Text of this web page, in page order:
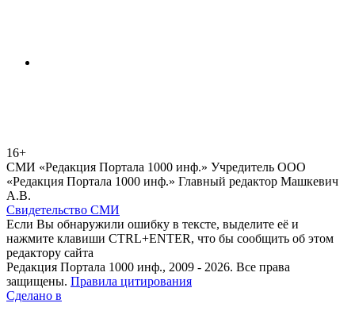
16+
СМИ «Редакция Портала 1000 инф.» Учредитель ООО
«Редакция Портала 1000 инф.» Главный редактор Машкевич
А.В.
Свидетельство СМИ
Если Вы обнаружили ошибку в тексте, выделите её и
нажмите клавиши CTRL+ENTER, что бы сообщить об этом
редактору сайта
Редакция Портала 1000 инф., 2009 - 2026. Все права
защищены. Правила цитирования
Сделано в